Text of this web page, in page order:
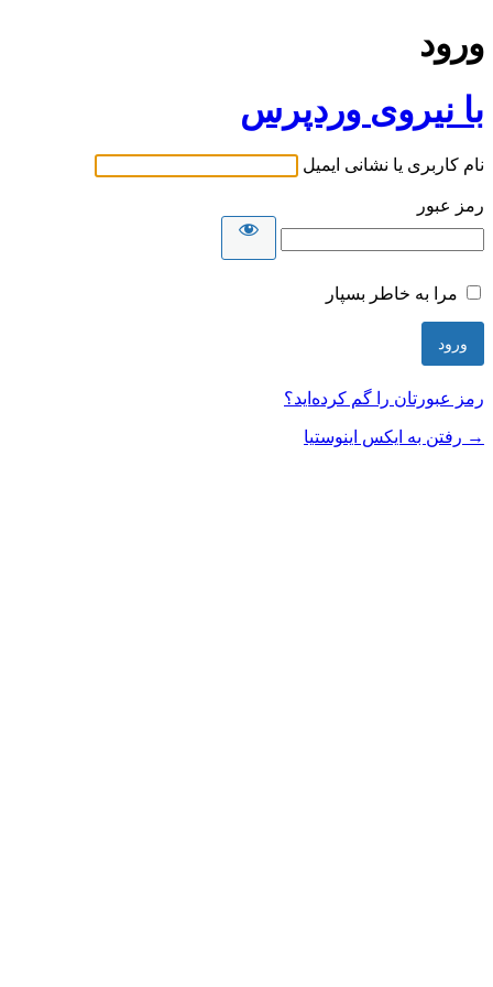
ورود
با نیروی وردپرس
نام کاربری یا نشانی ایمیل
رمز عبور
مرا به خاطر بسپار
رمز عبورتان را گم کرده‌اید؟
→ رفتن به ایکس اینوستیا